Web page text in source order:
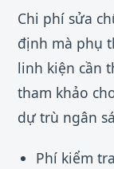
Chi phí sửa
định mà phụ
linh kiện cần
tham khảo
dự trù ngân
Phí kiểm